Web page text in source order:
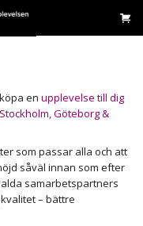
en upplevelse till dig
Göteborg &
som passar alla och att
såväl innan som efter
samarbetspartners
– bättre